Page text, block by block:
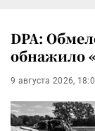
DPA:
обнажило
9 августа 2026,